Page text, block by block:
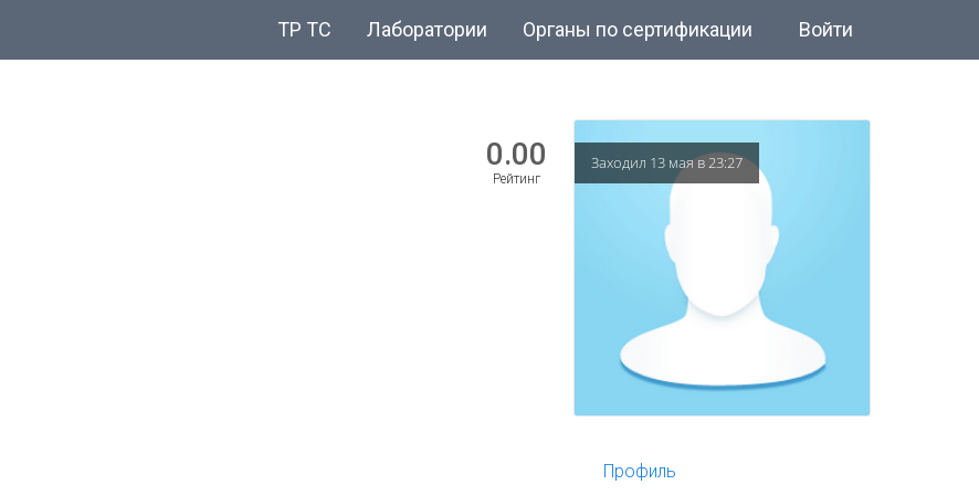
ТР ТС Лаборатории Органы по сертификации Войти
0.00
Рейтинг
Заходил 13 мая в 23:27
Профиль